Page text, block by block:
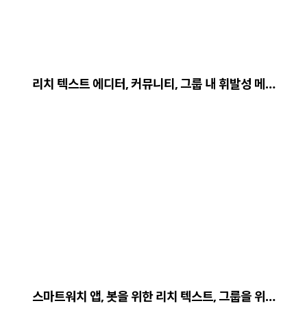
리치 텍스트 에디터, 커뮤니티, 그룹 내 휘발성 메…
스마트워치 앱, 봇을 위한 리치 텍스트, 그룹을 위…